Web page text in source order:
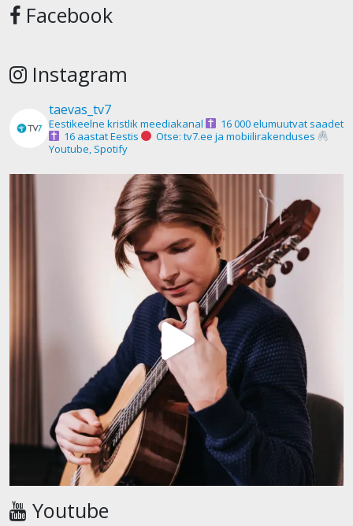
Facebook
Instagram
taevas_tv7
Eestikeelne kristlik meediakanal
16 000 elumuutvat saadet
16 aastat Eestis
Otse: tv7.ee ja mobiilirakenduses
Youtube, Spotify
Youtube